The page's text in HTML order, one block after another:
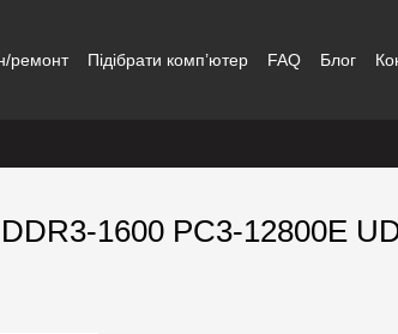
ремонт Підібрати комп’ютер FAQ Блог
1600 PC3-12800E